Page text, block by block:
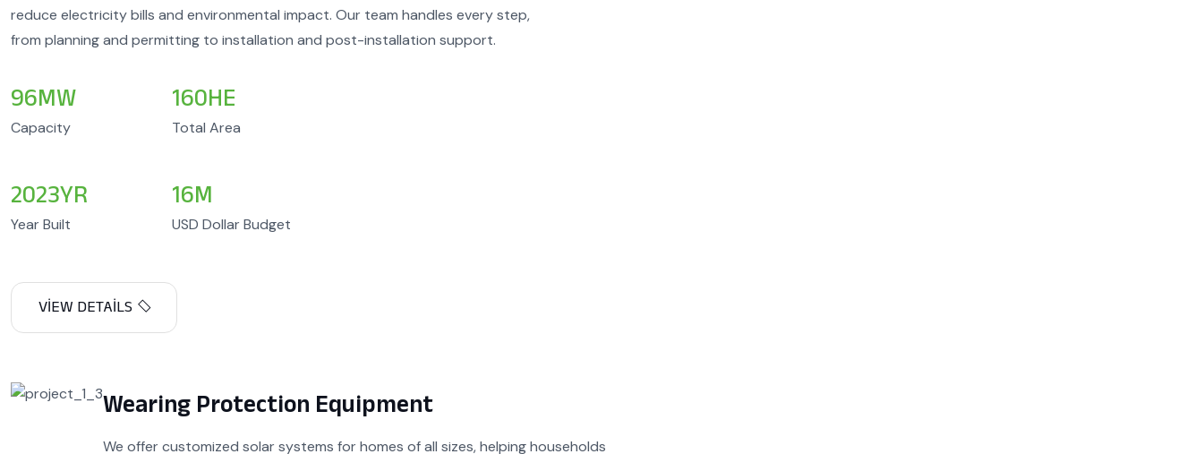
reduce electricity bills and environmental impact. Our team handles every step,
from planning and permitting to installation and post-installation support.
96MW
Capacity
160HE
Total Area
2023YR
Year Built
16M
USD Dollar Budget
Wearing Protection Equipment
We offer customized solar systems for homes of all sizes, helping households